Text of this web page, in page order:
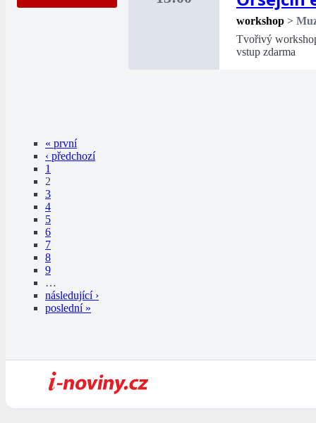
workshop >
Tvořivý
vstup zdarma
« první
‹ předchozí
1
2
3
4
5
6
7
8
9
…
následující ›
poslední »